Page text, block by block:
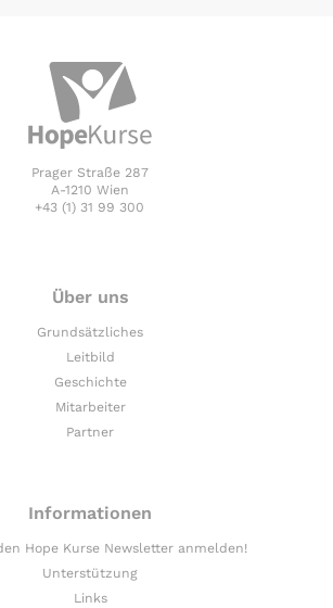
Prager Straße 287
A-1210 Wien
+43 (1) 31 99 300
Über uns
Grundsätzliches
Leitbild
Geschichte
Mitarbeiter
Partner
Informationen
Hope Kurse Newsletter anmelden!
Unterstützung
Links